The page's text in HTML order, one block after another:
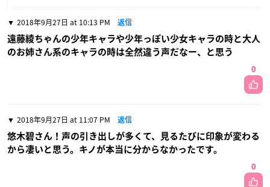
2018年9月27日 at 10:13 PM 返信
遠藤綾ちゃんの少年キャラや少年っぽい少女キャラの時と大人
のお姉さん系のキャラの時は全然違う声だなー、と思う
0
2018年9月27日 at 11:07 PM 返信
悠木碧さん！声の引き出しが多くて、見るたびに印象が変わる
から凄いと思う。キノが本当に分からなかったです。
0